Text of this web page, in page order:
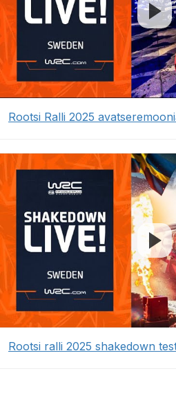
Rootsi Ralli 2025
Rootsi ralli 2025 shakedown